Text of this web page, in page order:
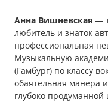
Анна Вишневская —
любитель и знаток
профессиональная
Музыкальную
(Гамбург) по классу
обаятельная манера
глубоко